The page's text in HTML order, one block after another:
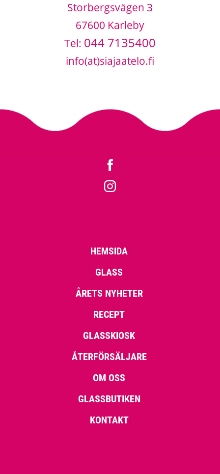
Storbergsvägen 3
67600 Karleby
Tel: 044 7135400
info(at)siajaatelo.fi
HEMSIDA
GLASS
ÅRETS NYHETER
RECEPT
GLASSKIOSK
ÅTERFÖRSÄLJARE
OM OSS
GLASSBUTIKEN
KONTAKT